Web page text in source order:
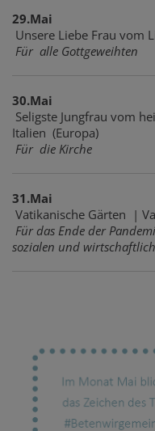
29.Mai
Unsere Liebe Frau vom
Für alle Gottgeweihten
30.Mai
Seligste Jungfrau vom
Italien (Europa)
Für die Kirche
31.Mai
Vatikanische Gärten |
Für das Ende der
sozialen und